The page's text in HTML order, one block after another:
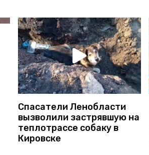
Спасатели Ленобласти
вызволили застрявшую на
теплотрассе собаку в
Кировске